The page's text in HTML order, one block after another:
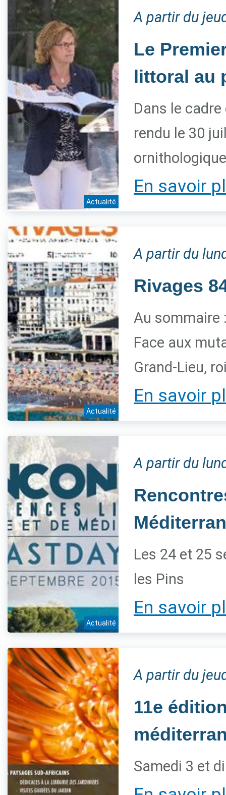
Actualité
A partir du
Le
littoral au
Dans le
rendu le 30
En savoir
Actualité
A partir du
Rivages
Au sommaire
Face aux
Grand-Lieu,
En savoir
Actualité
A partir du
Les 24 et 25
les Pins
En savoir
A partir du
11e
Samedi 3 et